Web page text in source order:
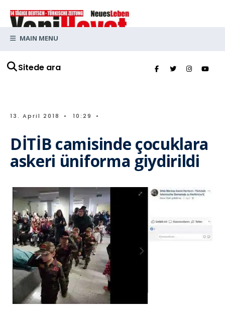
Sitede ara
MAIN MENU
13. April 2018 • 10:29 •
DİTİB camisinde çocuklara
askeri üniforma giydirildi